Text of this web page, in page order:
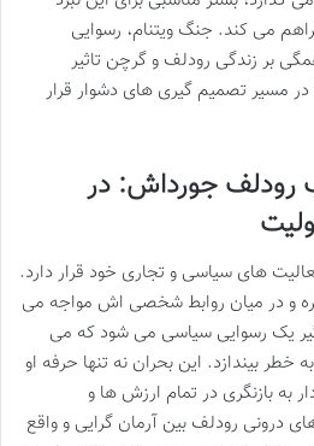
می کند. جنگ ویتنام، رسوایی
بر زندگی رودلف و گرچن تاثیر
مسیر تصمیم گیری های دشوار قرار
رودلف جورداش: در
های سیاسی و تجاری خود قرار دارد.
و در میان روابط شخصی اش مواجه می
یک رسوایی سیاسی می شود که می
خطر بیندازد. این بحران نه تنها حرفه او
به بازنگری در تمام ارزش ها و
درونی رودلف بین آرمان گرایی و واقع